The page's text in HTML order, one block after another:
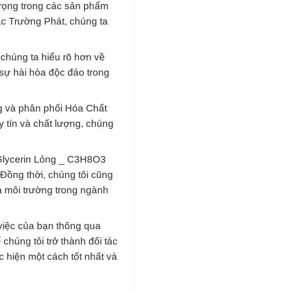
trong các sản phẩm
Trường Phát, chúng ta
ta hiểu rõ hơn về
hài hòa độc đáo trong
và phân phối Hóa Chất
tín và chất lượng, chúng
Lỏng _ C3H8O3
thời, chúng tôi cũng
môi trường trong ngành
của bạn thông qua
tôi trở thành đối tác
hiện một cách tốt nhất và